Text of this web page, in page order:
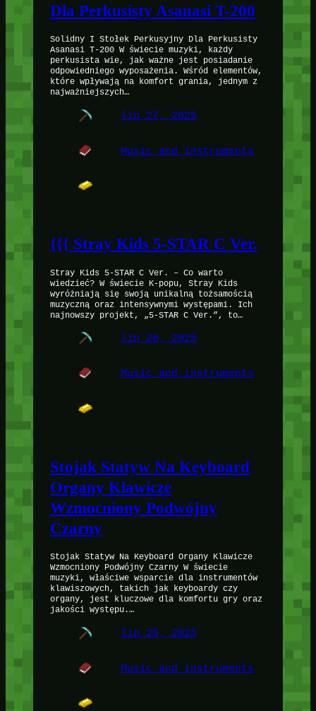
Dla Perkusisty Asanasi T-200
Solidny I Stołek Perkusyjny Dla Perkusisty
Asanasi T-200 W świecie muzyki, każdy
perkusista wie, jak ważne jest posiadanie
odpowiedniego wyposażenia. Wśród elementów,
które wpływają na komfort grania, jednym z
najważniejszych…
lip 27, 2025
Music and instruments
{{{ Stray Kids 5-STAR C Ver.
Stray Kids 5-STAR C Ver. – Co warto
wiedzieć? W świecie K-popu, Stray Kids
wyróżniają się swoją unikalną tożsamością
muzyczną oraz intensywnymi występami. Ich
najnowszy projekt, „5-STAR C Ver.”, to…
lip 26, 2025
Music and instruments
Stojak Statyw Na Keyboard
Organy Klawicze
Wzmocniony Podwójny
Czarny
Stojak Statyw Na Keyboard Organy Klawicze
Wzmocniony Podwójny Czarny W świecie
muzyki, właściwe wsparcie dla instrumentów
klawiszowych, takich jak keyboardy czy
organy, jest kluczowe dla komfortu gry oraz
jakości występu.…
lip 25, 2025
Music and instruments